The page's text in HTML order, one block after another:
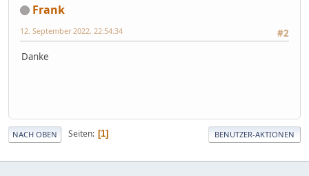
Frank
#2
12. September 2022, 22:54:34
Danke
NACH OBEN Seiten 1 BENUTZER-AKTIONEN